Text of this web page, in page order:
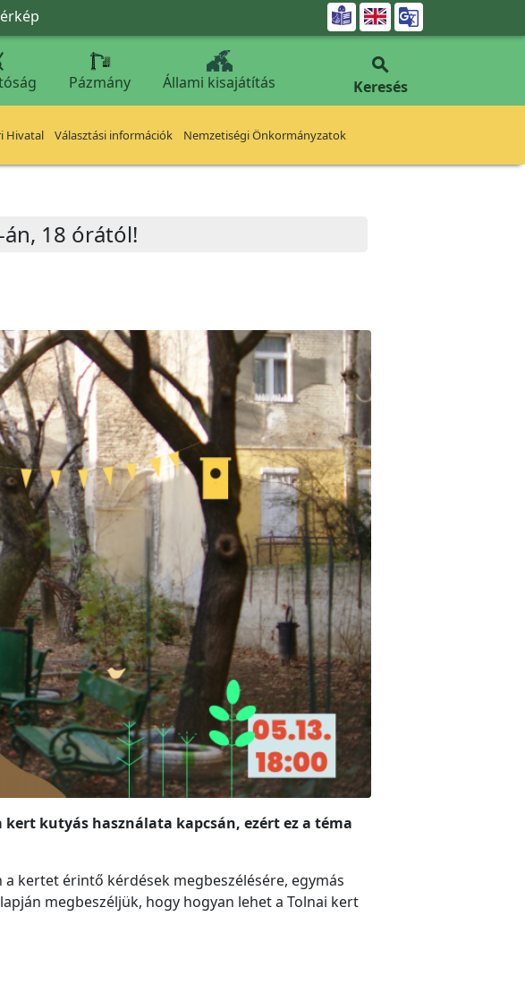

Pázmány Állami kisajátítás

Keresés
Hivatal Választási információk Nemzetiségi Önkormányzatok
18 órától!
kutyás használata kapcsán, ezért ez a téma
kertet érintő kérdések megbeszélésére, egymás
megbeszéljük, hogy hogyan lehet a Tolnai kert